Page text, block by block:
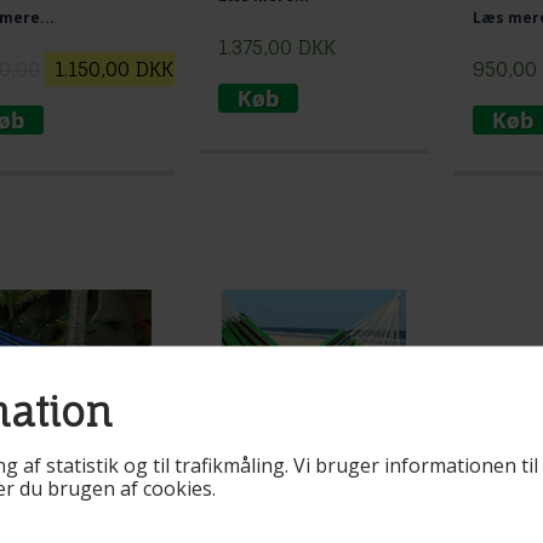
af statistik og til trafikmåling. Vi bruger informationen
du brugen af cookies.
1.150,00 DKK
1.375,00 DKK
Læs
950,00